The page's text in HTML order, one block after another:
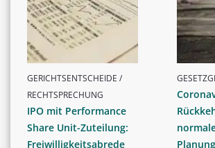
GERICHTSENTSCHEIDE /
RECHTSPRECHUNG
IPO mit Performance
Share Unit-Zuteilung:
Freiwilligkeitsabrede